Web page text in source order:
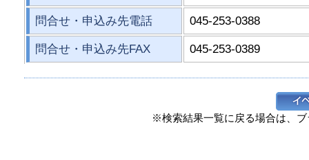
問合せ・申込み先電話 045-253-0388
問合せ・申込み先FAX 045-253-0389
※検索結果一覧に戻る場合は、